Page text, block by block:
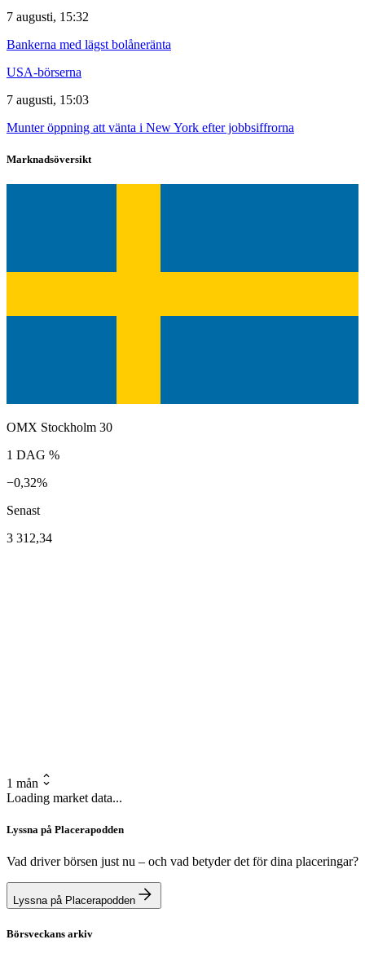
7 augusti, 15:32
Bankerna med lägst bolåneränta
USA-börserna
7 augusti, 15:03
Munter öppning att vänta i New York efter jobbsiffrorna
Marknadsöversikt
OMX Stockholm 30
1 DAG %
−0,32%
Senast
3 312,34
1 mån
Loading market data...
Lyssna på Placerapodden
Vad driver börsen just nu – och vad betyder det för dina placeringar?
Lyssna på Placerapodden
Börsveckans arkiv